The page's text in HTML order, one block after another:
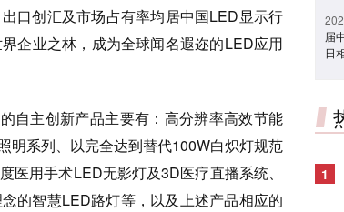
口创汇及市场占有率均居中国LED显示行
企业之林，成为全球闻名遐迩的LED应用
自主创新产品主要有：高分辨率高效节能
明系列、以完全达到替代100W白炽灯规范
用手术LED无影灯及3D医疗直播系统、
的智慧LED路灯等，以及上述产品相应的
届
日
1